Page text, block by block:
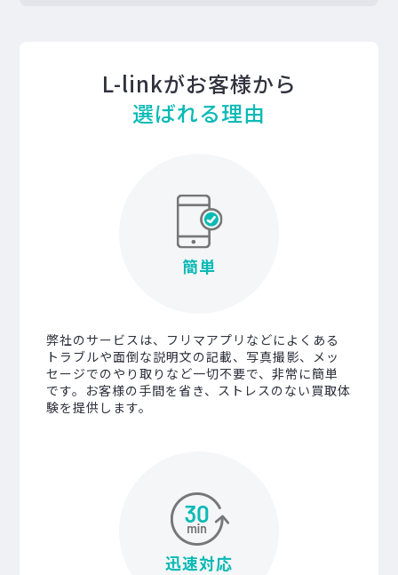
L-linkがお客様から
選ばれる理由
簡単
弊社のサービスは、フリマアプリなどによくある
トラブルや面倒な説明文の記載、写真撮影、メッ
セージでのやり取りなど一切不要で、非常に簡単
です。お客様の手間を省き、ストレスのない買取体
験を提供します。
迅速対応